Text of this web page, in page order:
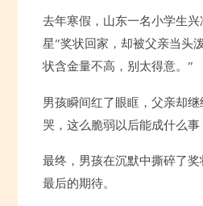
去年寒假，山东一名小学生
星”奖状回家，却被父亲当头
状含金量不高，别太得意。”
男孩瞬间红了眼眶，父亲却
哭，这么脆弱以后能成什么事
最终，男孩在沉默中撕碎了
最后的期待。